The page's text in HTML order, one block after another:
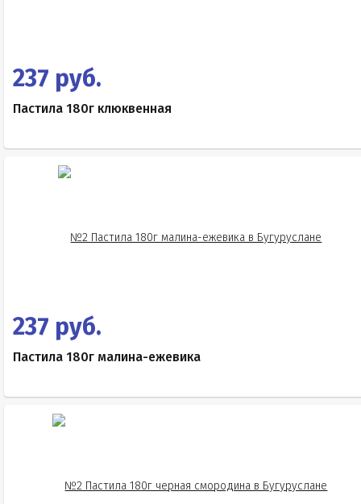
237 руб.
Пастила 180г клюквенная
237 руб.
Пастила 180г малина-ежевика